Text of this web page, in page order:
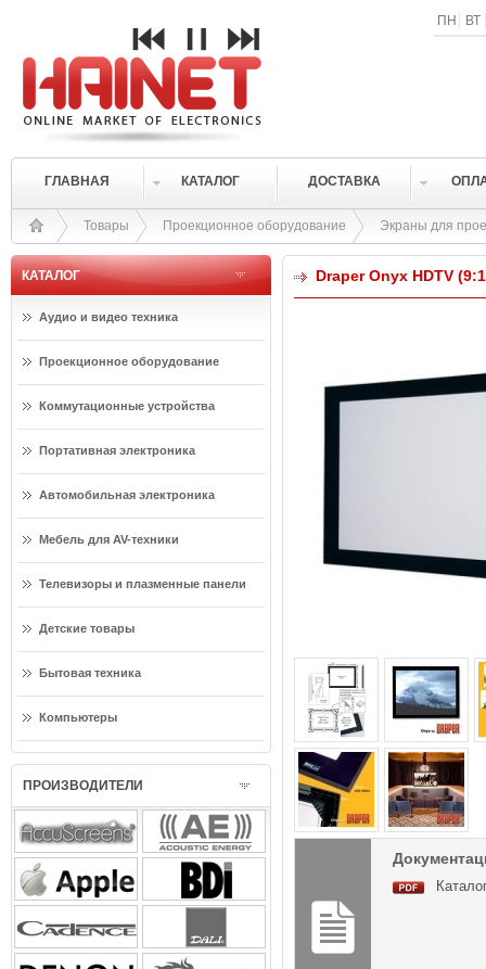
ПН ВТ
ГЛАВНАЯ КАТАЛОГ ДОСТАВКА
Товары Проекционное оборудование Экраны для
КАТАЛОГ
Аудио и видео техника
Проекционное оборудование
Коммутационные устройства
Портативная электроника
Автомобильная электроника
Мебель для AV-техники
Телевизоры и плазменные панели
Детские товары
Бытовая техника
Компьютеры
ПРОИЗВОДИТЕЛИ
Draper Onyx HDTV